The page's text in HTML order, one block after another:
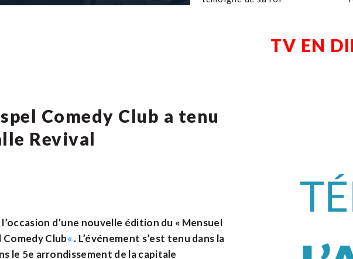
Comedy Club a tenu
Revival
d’une nouvelle édition du « Mensuel
Comedy Club« . L’événement s’est tenu dans la
le 5e arrondissement de la capitale
TV EN